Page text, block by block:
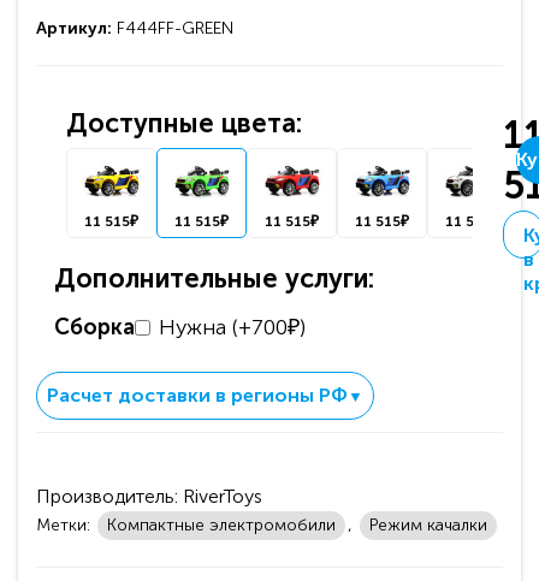
Артикул: F444FF-GREEN
Доступные цвета:
11 515₽ 11 515₽ 11 515₽ 11 515₽ 11 515₽
Дополнительные услуги:
Сборка Нужна (+700₽)
в
Расчет доставки в регионы РФ ▼
Производитель: RiverToys
Метки: Компактные электромобили , Режим качалки